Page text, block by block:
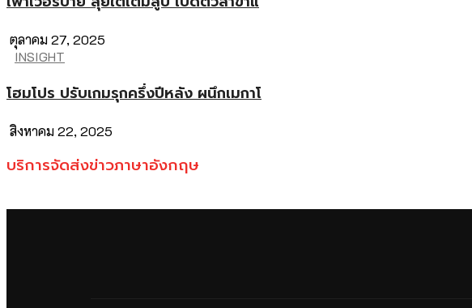
ตุลาคม 27, 2025
INSIGHT
โฮมโปร ปรับเกมรุกครึ่งปีหลัง ผนึกเมกาโ
สิงหาคม 22, 2025
บริการจัดส่งข่าวภาษาอังกฤษ